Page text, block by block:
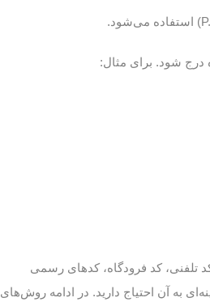
درج شود. برای مثال:
تلفنی، کد فرودگاه، کدهای رسمی
به آن احتیاج دارید. در ادامه روش‌های